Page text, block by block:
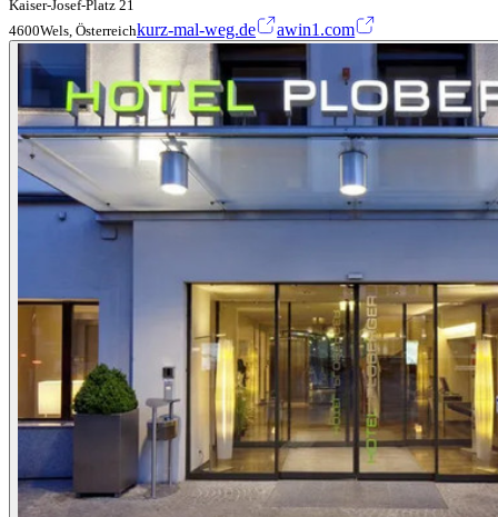
Kaiser-Josef-Platz 21
4600Wels, Österreichkurz-mal-weg.de awin1.com